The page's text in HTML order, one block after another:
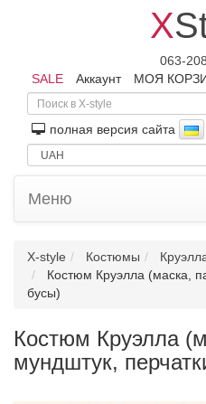
X
063-
SALE
Аккаунт МОЯ
полная версия сайта
Меню
X-style Костюмы
Костюм Круэлла (маска,
бусы)
Костюм Круэлла
мундштук,